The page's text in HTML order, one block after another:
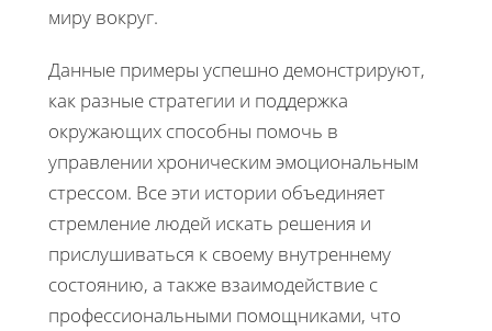
миру вокруг.
Данные примеры успешно демонстрируют,
как разные стратегии и поддержка
окружающих способны помочь в
управлении хроническим эмоциональным
стрессом. Все эти истории объединяет
стремление людей искать решения и
прислушиваться к своему внутреннему
состоянию, а также взаимодействие с
профессиональными помощниками, что